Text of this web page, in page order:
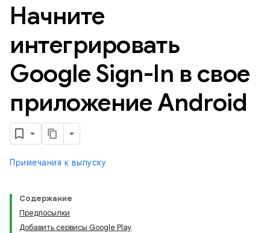
Начните
интегрировать
Google Sign-In в свое
приложение Android
Примечания к выпуску
Содержание
Предпосылки
Добавить сервисы Google Play